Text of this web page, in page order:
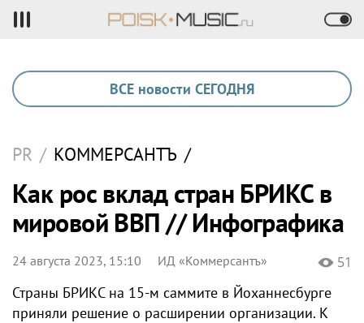
ВСЕ новости СЕГОДНЯ
PR / КОММЕРСАНТЪ /
Как рос вклад стран БРИКС в
мировой ВВП // Инфографика
24 августа 2023, 15:10 ИД «Коммерсантъ» 51
Страны БРИКС на 15-м саммите в Йоханнесбурге
приняли решение о расширении организации. К